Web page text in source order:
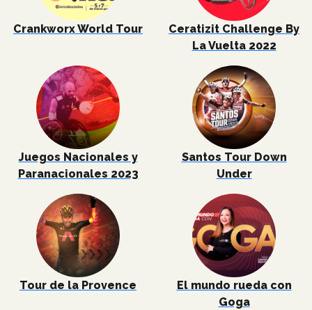
Crankworx World Tour
Ceratizit Challenge By
La Vuelta 2022
Juegos Nacionales y
Paranacionales 2023
Santos Tour Down
Under
Tour de la Provence
El mundo rueda con
Goga